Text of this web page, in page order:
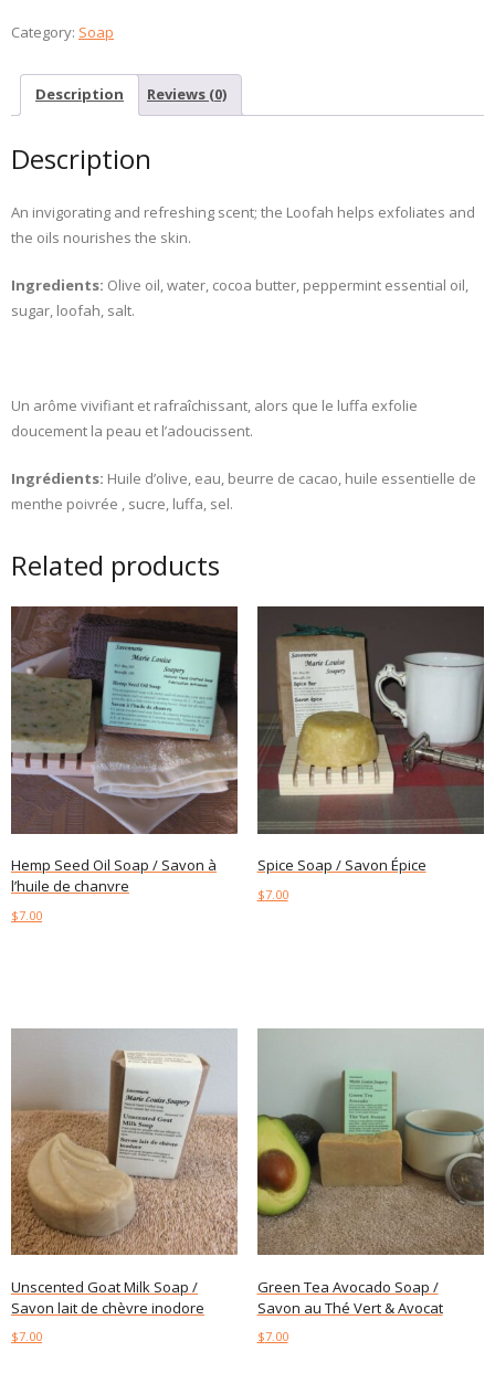
a
Savon
Poivrée
luffa
Category: Soap
Description Reviews (0)
Description
An invigorating and refreshing scent; the Loofah helps exfoliates and
the oils nourishes the skin.
Ingredients: Olive oil, water, cocoa butter, peppermint essential oil,
sugar, loofah, salt.
Un arôme vivifiant et rafraîchissant, alors que le luffa exfolie
doucement la peau et l’adoucissent.
Ingrédients: Huile d’olive, eau, beurre de cacao, huile essentielle de
menthe poivrée , sucre, luffa, sel.
Related products
Hemp Seed Oil Soap / Savon à
l’huile de chanvre
$7.00
Spice Soap / Savon Épice
$7.00
Unscented Goat Milk Soap /
Savon lait de chèvre inodore
$7.00
Green Tea Avocado Soap /
Savon au Thé Vert & Avocat
$7.00